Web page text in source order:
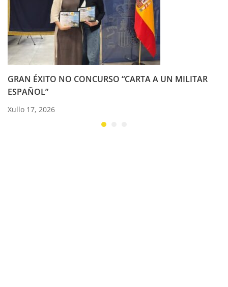
GRAN ÉXITO NO CONCURSO “CARTA A UN MILITAR
ESPAÑOL”
Xullo 17, 2026